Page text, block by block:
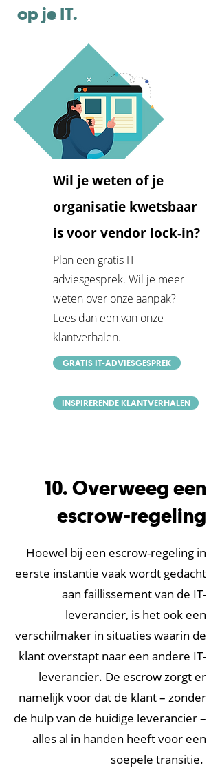
op je IT.
Wil je weten of je
organisatie kwetsbaar
is voor vendor lock-in?
Plan een gratis IT-
adviesgesprek. Wil je meer
weten over onze aanpak?
Lees dan een van onze
klantverhalen.
GRATIS IT-ADVIESGESPREK
INSPIRERENDE KLANTVERHALEN
10. Overweeg een
escrow-regeling
Hoewel bij een escrow-regeling in
eerste instantie vaak wordt gedacht
aan faillissement van de IT-
leverancier, is het ook een
verschilmaker in situaties waarin de
klant overstapt naar een andere IT-
leverancier. De escrow zorgt er
namelijk voor dat de klant – zonder
de hulp van de huidige leverancier –
alles al in handen heeft voor een
soepele transitie.